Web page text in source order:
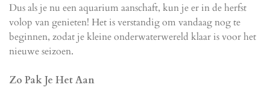
Dus als je nu een aquarium aanschaft, kun je er in de herfst
volop van genieten! Het is verstandig om vandaag nog te
beginnen, zodat je kleine onderwaterwereld klaar is voor het
nieuwe seizoen.
Zo Pak Je Het Aan